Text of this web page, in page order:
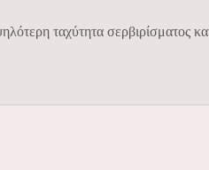
ταχύτητα σερβιρίσματος